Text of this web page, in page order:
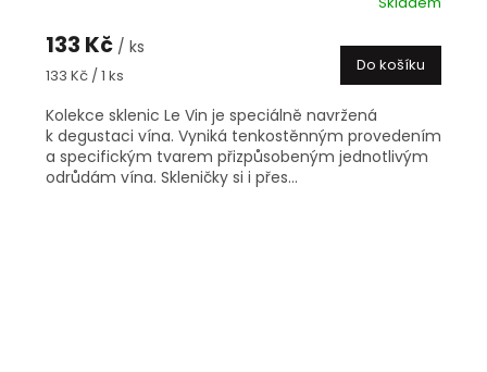
133 Kč / ks
Měrná
133 Kč / 1 ks
Do košíku
Kolekce sklenic Le Vin je speciálně navržená
k degustaci vína. Vyniká tenkostěnným provedením
a specifickým tvarem přizpůsobeným jednotlivým
odrůdám vína. Skleničky si i přes...